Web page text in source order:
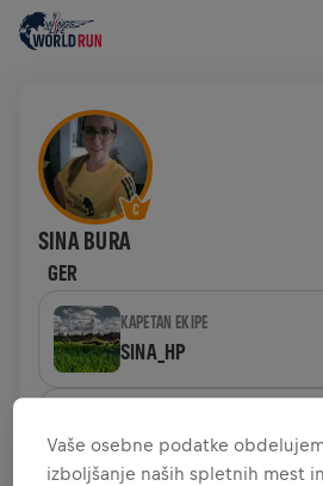
SINA BURA
GER
KAPETAN EKIPE
SINA_HP
SINA_HP
Vaše osebne podatke
izboljšanje naših spletnih mest